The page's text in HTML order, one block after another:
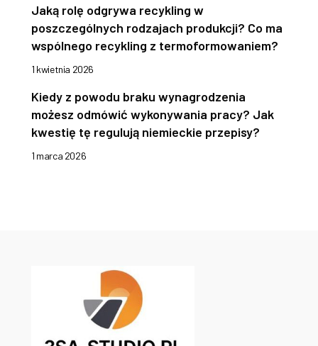
Jaką rolę odgrywa recykling w
poszczególnych rodzajach produkcji? Co ma
wspólnego recykling z termoformowaniem?
1 kwietnia 2026
Kiedy z powodu braku wynagrodzenia
możesz odmówić wykonywania pracy? Jak
kwestię tę regulują niemieckie przepisy?
1 marca 2026